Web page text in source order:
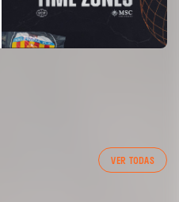
VER TODAS
CF 7/8/2026